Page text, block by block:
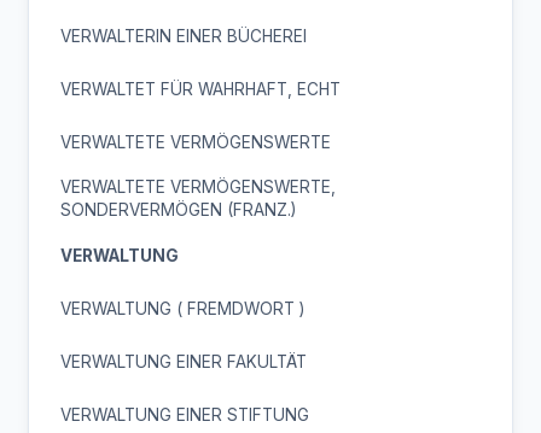
VERWALTERIN EINER BÜCHEREI
VERWALTET FÜR WAHRHAFT, ECHT
VERWALTETE VERMÖGENSWERTE
VERWALTETE VERMÖGENSWERTE,
SONDERVERMÖGEN (FRANZ.)
VERWALTUNG
VERWALTUNG ( FREMDWORT )
VERWALTUNG EINER FAKULTÄT
VERWALTUNG EINER STIFTUNG